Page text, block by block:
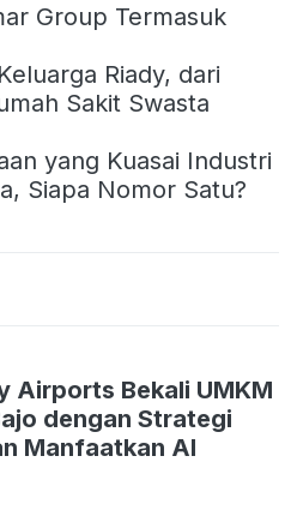
Group Termasuk
Riady, dari
Sakit Swasta
yang Kuasai Industri
Siapa Nomor Satu?
Airports Bekali UMKM
dengan Strategi
Manfaatkan AI